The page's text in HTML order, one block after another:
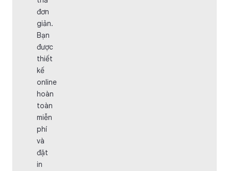
đơn
giản.
Bạn
được
thiết
kế
online
hoàn
toàn
miễn
phí
và
đặt
in